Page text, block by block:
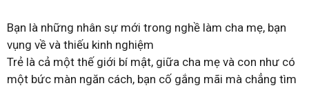
Bạn là những nhân sự mới trong nghề làm cha mẹ, bạn
vụng về và thiếu kinh nghiệm
Trẻ là cả một thế giới bí mật, giữa cha mẹ và con như có
một bức màn ngăn cách, bạn cố gắng mãi mà chẳng tìm